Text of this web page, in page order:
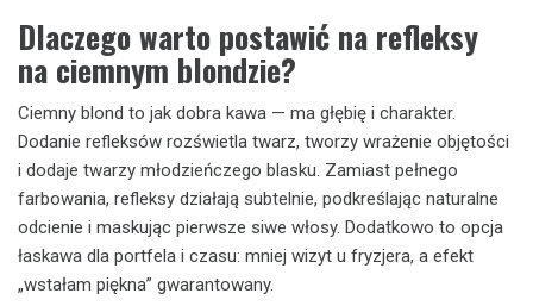
Dlaczego warto postawić na refleksy
na ciemnym blondzie?
Ciemny blond to jak dobra kawa — ma głębię i charakter.
Dodanie refleksów rozświetla twarz, tworzy wrażenie objętości
i dodaje twarzy młodzieńczego blasku. Zamiast pełnego
farbowania, refleksy działają subtelnie, podkreślając naturalne
odcienie i maskując pierwsze siwe włosy. Dodatkowo to opcja
łaskawa dla portfela i czasu: mniej wizyt u fryzjera, a efekt
„wstałam piękna” gwarantowany.